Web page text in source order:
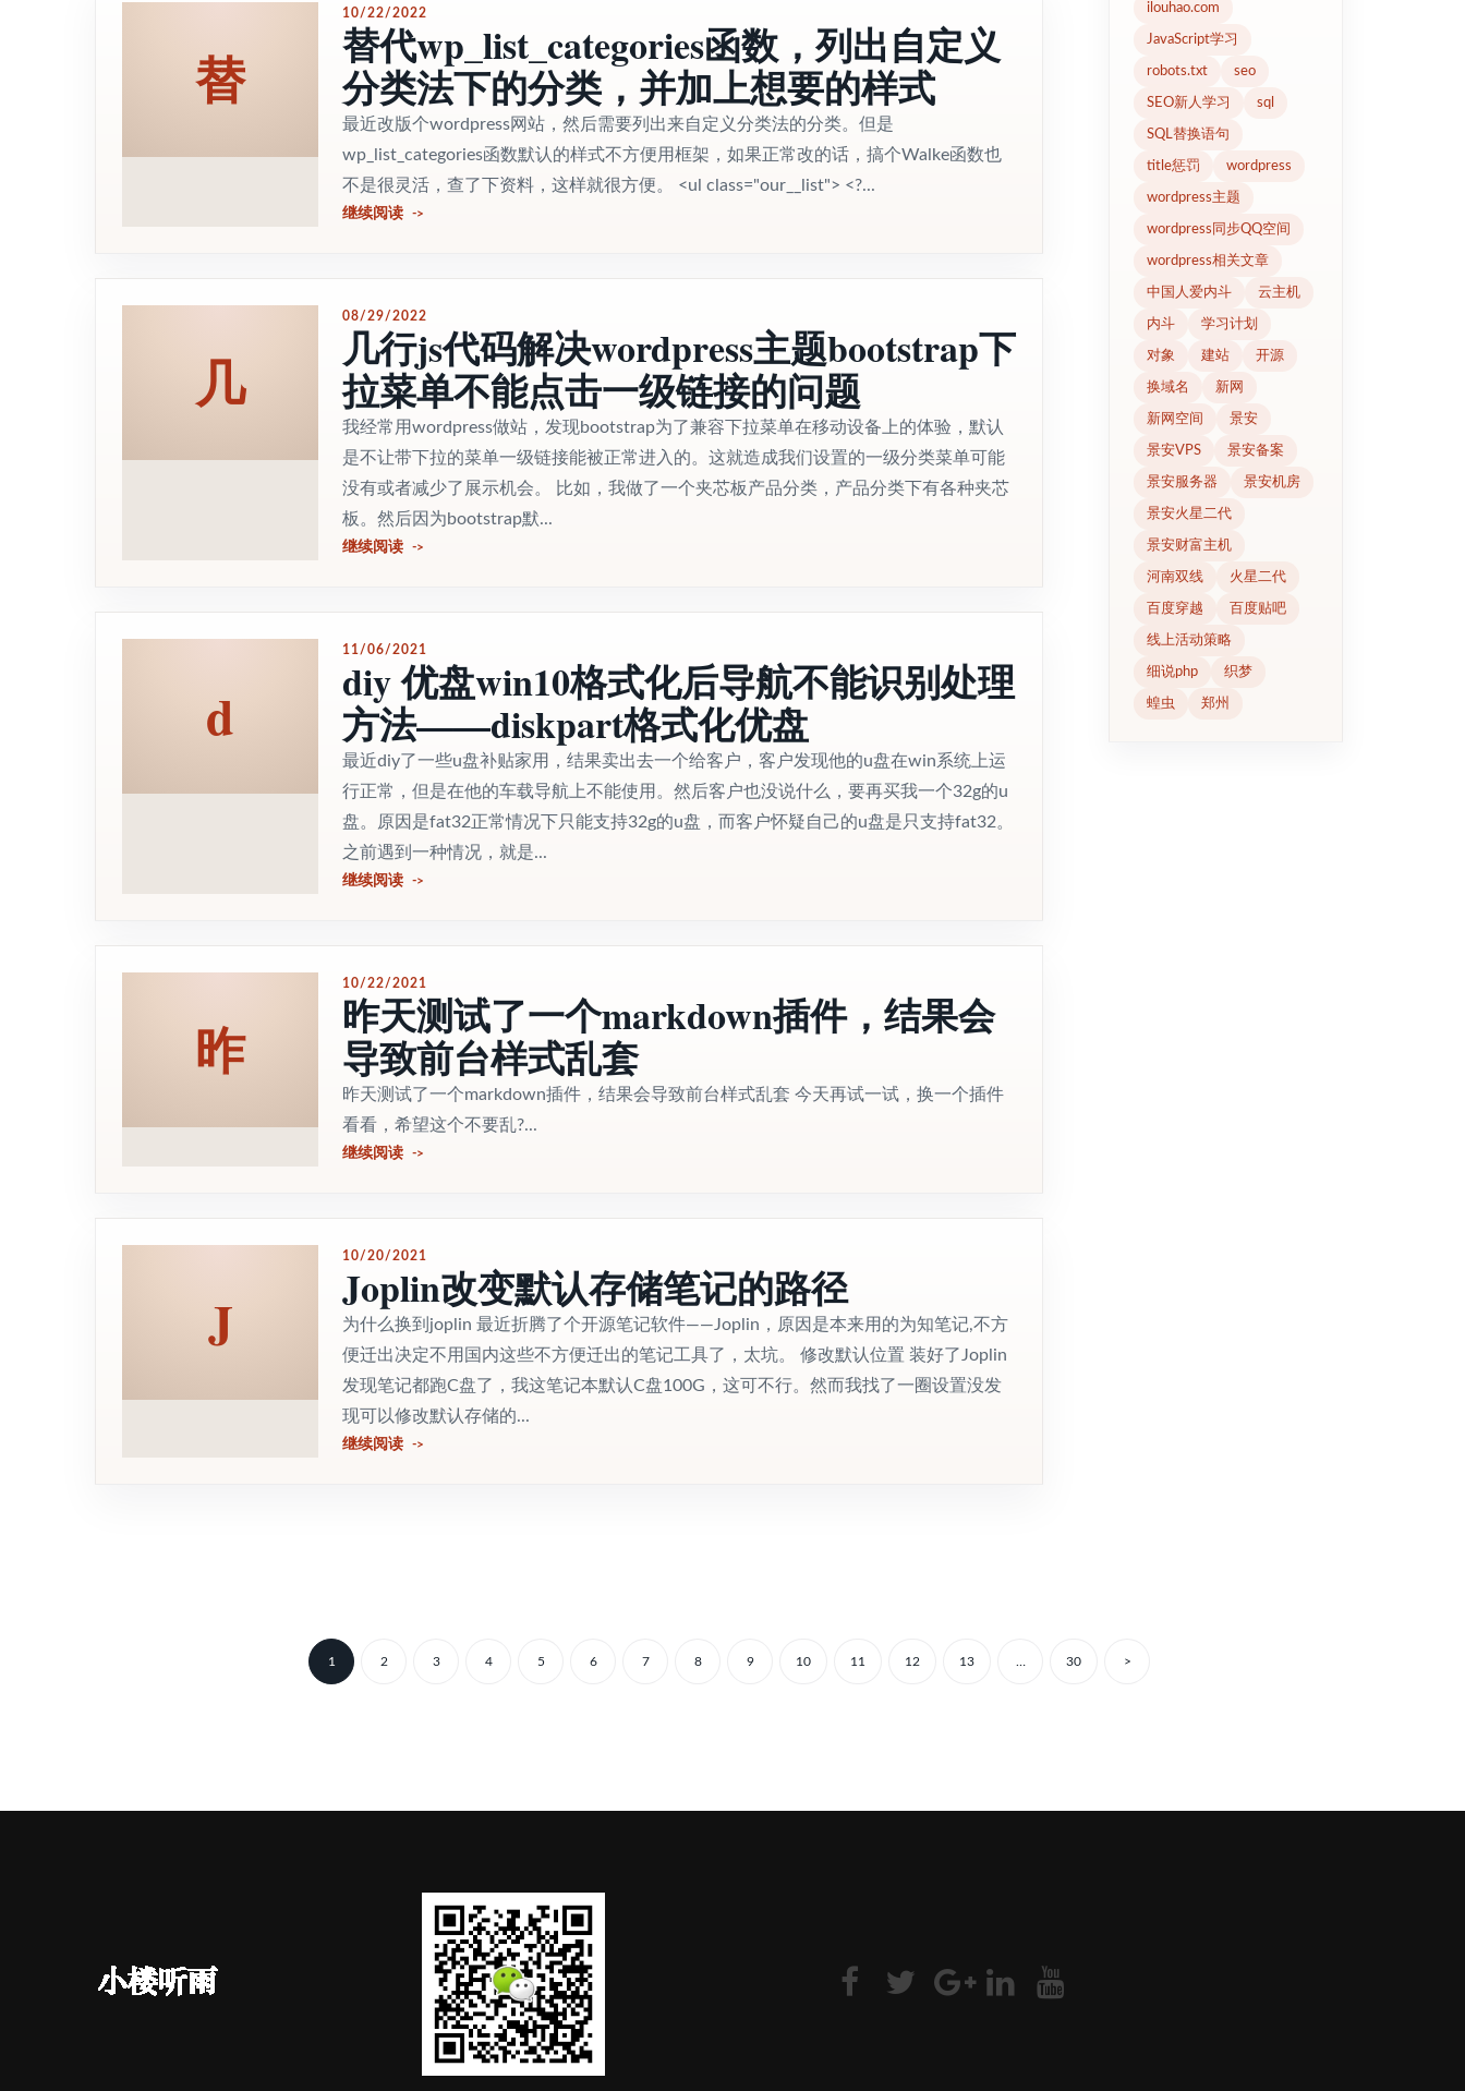
替
10/22/2022
替代wp_list_categories函数，列出自定义
分类法下的分类，并加上想要的样式
最近改版个wordpress网站，然后需要列出来自定义分类法的分类。但是
wp_list_categories函数默认的样式不方便用框架，如果正常改的话，搞个Walke函数也
不是很灵活，查了下资料，这样就很方便。 <ul class="our__list"> <?...
继续阅读
几
08/29/2022
几行js代码解决wordpress主题bootstrap下
拉菜单不能点击一级链接的问题
我经常用wordpress做站，发现bootstrap为了兼容下拉菜单在移动设备上的体验，默认
是不让带下拉的菜单一级链接能被正常进入的。这就造成我们设置的一级分类菜单可能
没有或者减少了展示机会。 比如，我做了一个夹芯板产品分类，产品分类下有各种夹芯
板。然后因为bootstrap默...
继续阅读
d
11/06/2021
diy 优盘win10格式化后导航不能识别处理
方法——diskpart格式化优盘
最近diy了一些u盘补贴家用，结果卖出去一个给客户，客户发现他的u盘在win系统上运
行正常，但是在他的车载导航上不能使用。然后客户也没说什么，要再买我一个32g的u
盘。原因是fat32正常情况下只能支持32g的u盘，而客户怀疑自己的u盘是只支持fat32。
之前遇到一种情况，就是...
继续阅读
昨
10/22/2021
昨天测试了一个markdown插件，结果会
导致前台样式乱套
昨天测试了一个markdown插件，结果会导致前台样式乱套 今天再试一试，换一个插件
看看，希望这个不要乱?...
继续阅读
J
10/20/2021
Joplin改变默认存储笔记的路径
为什么换到joplin 最近折腾了个开源笔记软件——Joplin，原因是本来用的为知笔记,不方
便迁出决定不用国内这些不方便迁出的笔记工具了，太坑。 修改默认位置 装好了Joplin
发现笔记都跑C盘了，我这笔记本默认C盘100G，这可不行。然而我找了一圈设置没发
现可以修改默认存储的...
继续阅读
ilouhao.com
JavaScript学习
robots.txt seo
SEO新人学习 sql
SQL替换语句
title惩罚 wordpress
wordpress主题
wordpress同步QQ空间
wordpress相关文章
中国人爱内斗 云主机
内斗 学习计划
对象 建站 开源
换域名 新网
新网空间 景安
景安VPS 景安备案
景安服务器 景安机房
景安火星二代
景安财富主机
河南双线 火星二代
百度穿越 百度贴吧
线上活动策略
细说php 织梦
蝗虫 郑州
Posts
pagination
1 2 3 4 5 6 7 8 9 10 11 12 13 30 >